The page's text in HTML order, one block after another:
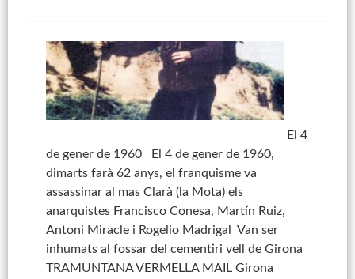
El 4
de gener de 1960 El 4 de gener de 1960,
dimarts farà 62 anys, el franquisme va
assassinar al mas Clarà (la Mota) els
anarquistes Francisco Conesa, Martín Ruiz,
Antoni Miracle i Rogelio Madrigal Van ser
inhumats al fossar del cementiri vell de Girona
TRAMUNTANA VERMELLA MAIL Girona